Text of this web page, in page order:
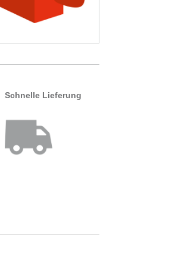
Schnelle Lieferung